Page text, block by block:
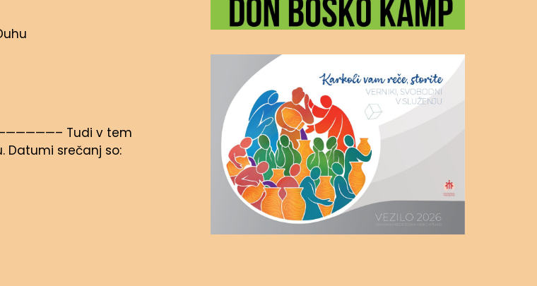
Tudi v tem
Datumi srečanj so: